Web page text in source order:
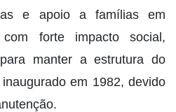
e apoio a famílias em
com forte impacto social,
manter a estrutura do
em 1982, devido